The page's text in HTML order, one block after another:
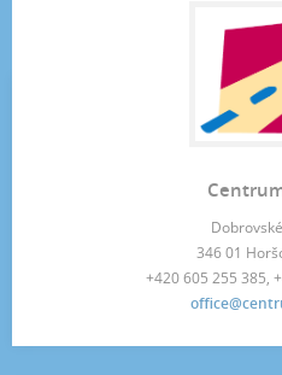
346 01
+420 605 255 385,